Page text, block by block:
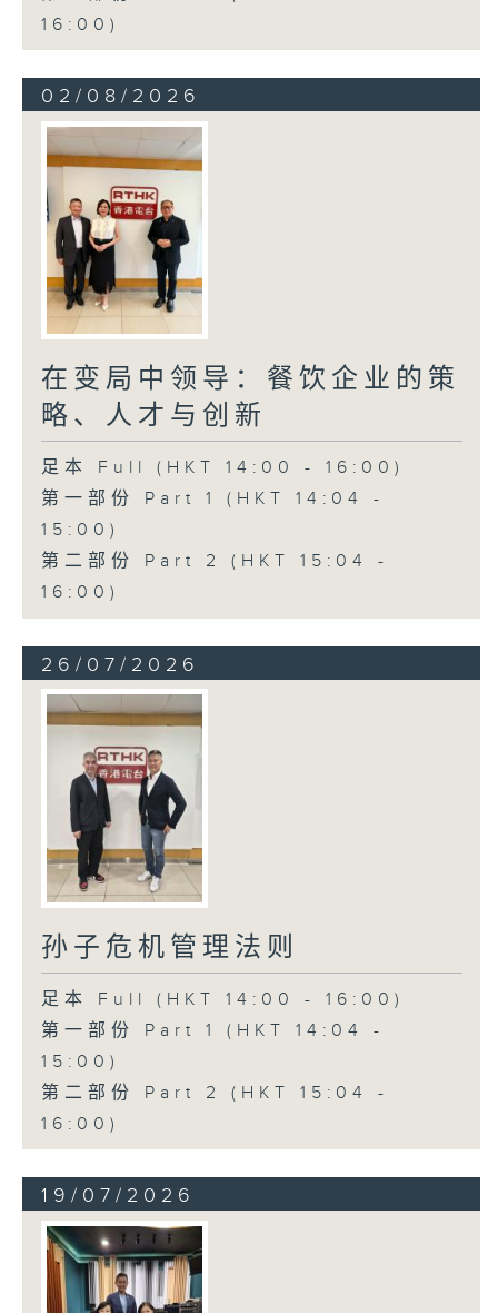
16:00)
02/08/2026
在变局中领导：餐饮企业的策
略、人才与创新
足本 Full (HKT 14:00 - 16:00)
第一部份 Part 1 (HKT 14:04 -
15:00)
第二部份 Part 2 (HKT 15:04 -
16:00)
26/07/2026
孙子危机管理法则
足本 Full (HKT 14:00 - 16:00)
第一部份 Part 1 (HKT 14:04 -
15:00)
第二部份 Part 2 (HKT 15:04 -
16:00)
19/07/2026